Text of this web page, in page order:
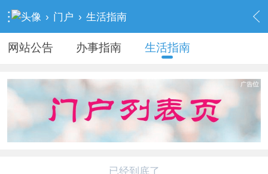
› 门户 › 生活指南
网站公告 办事指南 生活指南
已经到底了